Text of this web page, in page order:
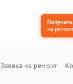
на
Заявка на ремонт